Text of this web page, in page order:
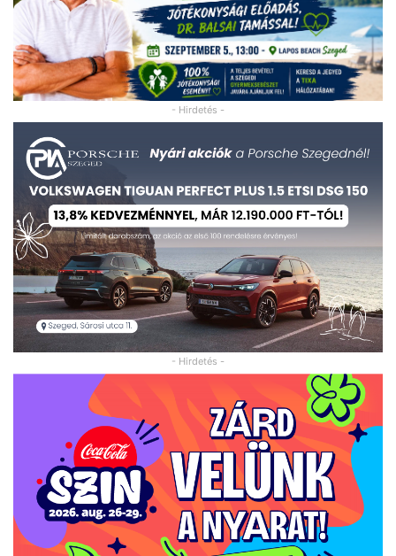
- Hirdetés -
- Hirdetés -